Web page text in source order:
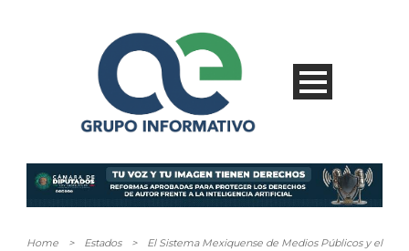
Home > Estados >
El Sistema Mexiquense de Medios Públicos y el